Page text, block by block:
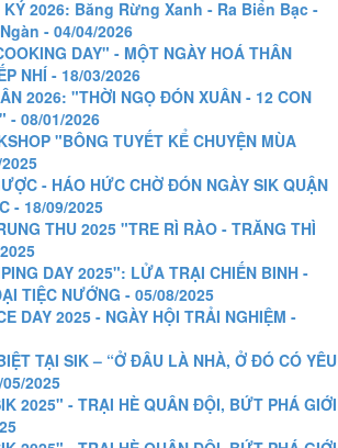
KÝ 2026: Băng Rừng Xanh - Ra Biển Bạc -
- 04/04/2026
DAY" - MỘT NGÀY HOÁ THÂN
NHÍ - 18/03/2026
2026: "THỜI NGỌ ĐÓN XUÂN - 12 CON
- 08/01/2026
"BÔNG TUYẾT KỂ CHUYỆN MÙA
- HÁO HỨC CHỜ ĐÓN NGÀY SIK QUẬN
- 18/09/2025
THU 2025 "TRE RÌ RÀO - TRĂNG THÌ
DAY 2025": LỬA TRẠI CHIẾN BINH -
TIỆC NƯỚNG - 05/08/2025
DAY 2025 - NGÀY HỘI TRẢI NGHIỆM -
TẠI SIK – “Ở ĐÂU LÀ NHÀ, Ở ĐÓ CÓ YÊU
2025
2025" - TRẠI HÈ QUÂN ĐỘI, BỨT PHÁ GIỚI